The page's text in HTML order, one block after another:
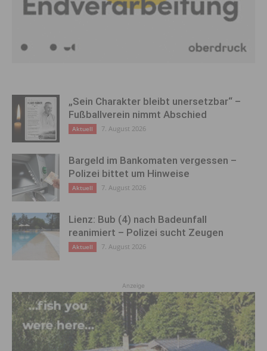
„Sein Charakter bleibt unersetzbar“ –
Fußballverein nimmt Abschied
Aktuell 7. August 2026
Bargeld im Bankomaten vergessen –
Polizei bittet um Hinweise
Aktuell 7. August 2026
Lienz: Bub (4) nach Badeunfall
reanimiert – Polizei sucht Zeugen
Aktuell 7. August 2026
Anzeige